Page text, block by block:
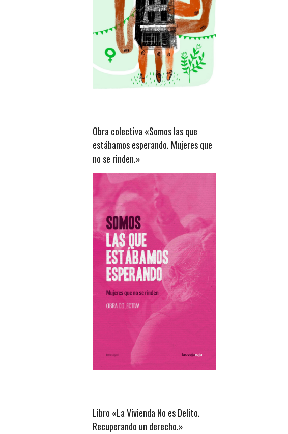
Obra colectiva «Somos las que
estábamos esperando. Mujeres que
no se rinden.»
Libro «La Vivienda No es Delito.
Recuperando un derecho.»